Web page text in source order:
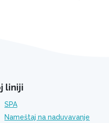
liniji
SPA
Nameštaj na naduvavanje